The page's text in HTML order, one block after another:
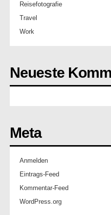
Reisefotografie
Travel
Work
Neueste
Meta
Anmelden
Eintrags-Feed
Kommentar-Feed
WordPress.org